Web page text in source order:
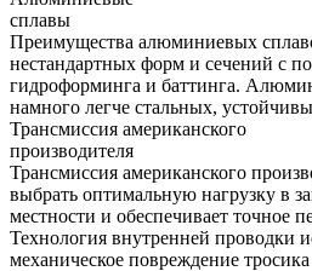
сплавы
Преимущества алюминиевых
нестандартных форм и сечений с
гидроформинга и баттинга.
намного легче стальных,
Трансмиссия американского
производителя
Трансмиссия американского
выбрать оптимальную нагрузку в
местности и обеспечивает точное
Технология внутренней проводки
механическое повреждение